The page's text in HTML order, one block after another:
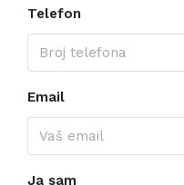
Telefon
Email
Ja sam